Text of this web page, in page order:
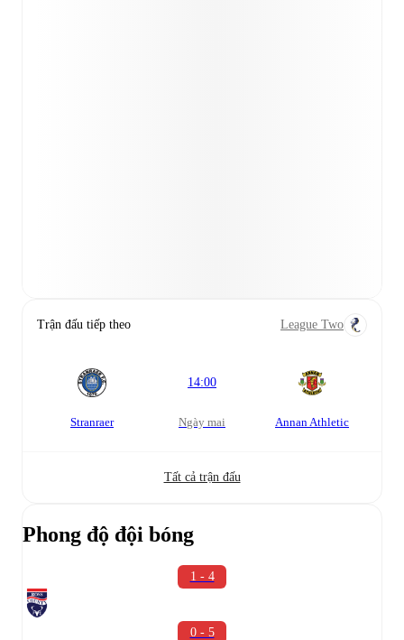
Trận đấu tiếp theo League Two
Stranraer
14:00
Ngày mai Annan Athletic
Tất cả trận đấu
Phong độ đội bóng
1 - 4
0 - 5